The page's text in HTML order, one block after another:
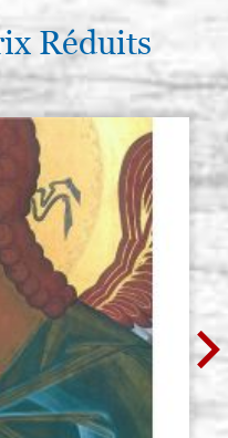
ACHETER
Stocker: 7 - COD.
JASPR13X10
ACHETER
Réduits